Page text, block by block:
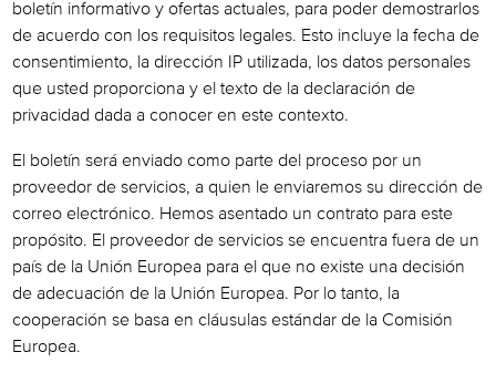
boletín informativo y ofertas actuales, para poder demostrarlos
de acuerdo con los requisitos legales. Esto incluye la fecha de
consentimiento, la dirección IP utilizada, los datos personales
que usted proporciona y el texto de la declaración de
privacidad dada a conocer en este contexto.
El boletín será enviado como parte del proceso por un
proveedor de servicios, a quien le enviaremos su dirección de
correo electrónico. Hemos asentado un contrato para este
propósito. El proveedor de servicios se encuentra fuera de un
país de la Unión Europea para el que no existe una decisión
de adecuación de la Unión Europea. Por lo tanto, la
cooperación se basa en cláusulas estándar de la Comisión
Europea.